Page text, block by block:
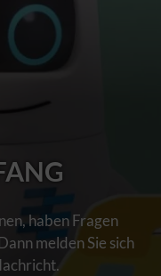
haben Fragen
melden Sie sich